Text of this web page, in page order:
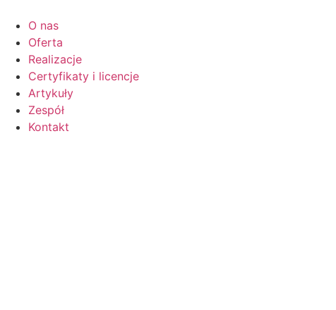
O nas
Oferta
Realizacje
Certyfikaty i licencje
Artykuły
Zespół
Kontakt